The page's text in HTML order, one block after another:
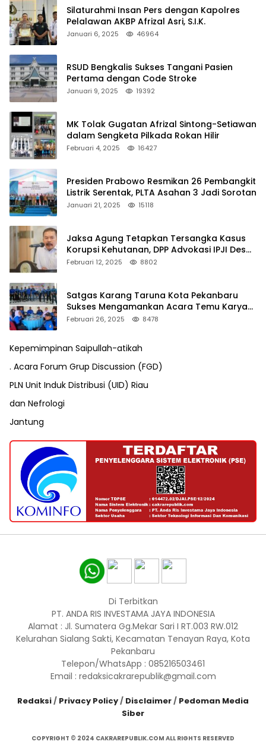
Silaturahmi Insan Pers dengan Kapolres
Pelalawan AKBP Afrizal Asri, S.I.K.
Januari 6, 2025 46964
RSUD Bengkalis Sukses Tangani Pasien
Pertama dengan Code Stroke
Januari 9, 2025 19392
MK Tolak Gugatan Afrizal Sintong-Setiawan
dalam Sengketa Pilkada Rokan Hilir
Februari 4, 2025 16427
Presiden Prabowo Resmikan 26 Pembangkit
Listrik Serentak, PLTA Asahan 3 Jadi Sorotan
Januari 21, 2025 15118
Jaksa Agung Tetapkan Tersangka Kasus
Korupsi Kehutanan, DPP Advokasi IPJI Desak
Pengusutan Pajak RAPP
Februari 12, 2025 8802
Satgas Karang Taruna Kota Pekanbaru
Sukses Mengamankan Acara Temu Karya
VII Karang Taruna Pekanbaru
Februari 26, 2025 8478
Kepemimpinan Saipullah-atikah
. Acara Forum Grup Discussion (FGD)
PLN Unit Induk Distribusi (UID) Riau
dan Nefrologi
Jantung
Di Terbitkan
PT. ANDA RIS INVESTAMA JAYA INDONESIA
Alamat : Jl. Sumatera Gg.Mekar Sari I RT.003 RW.012
Kelurahan Sialang Sakti, Kecamatan Tenayan Raya, Kota
Pekanbaru
Telepon/WhatsApp : 085216503461
Email : redaksicakrarepublik@gmail.com
Redaksi/ Privacy Policy/ Disclaimer/ Pedoman Media
Siber
COPYRIGHT © 2024 CAKRAREPUBLIK.COM ALL RIGHTS RESERVED